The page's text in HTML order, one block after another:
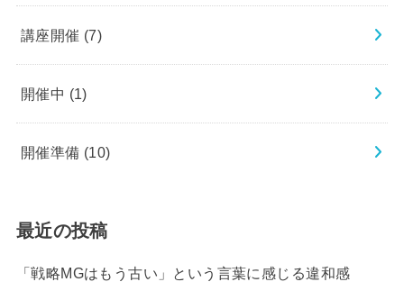
講座開催 (7)
開催中 (1)
開催準備 (10)
最近の投稿
「戦略MGはもう古い」という言葉に感じる違和感